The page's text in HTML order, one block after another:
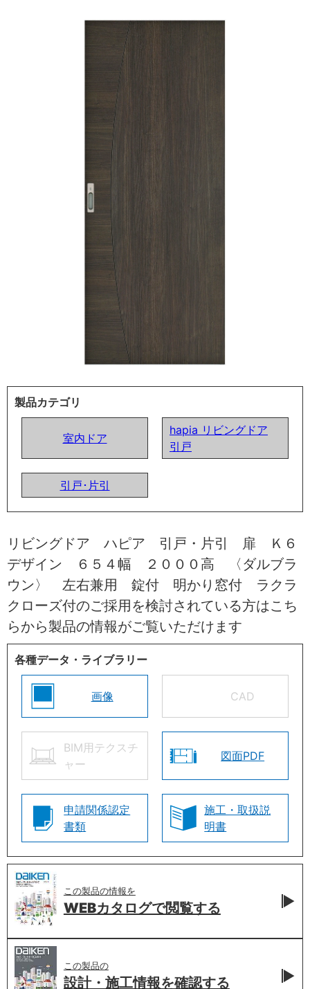
製品カテゴリ
室内ドア
hapia リビングドア
引戸
引戸･片引
リビングドア ハピア 引戸・片引 扉 Ｋ６
デザイン ６５４幅 ２０００高 〈ダルブラ
ウン〉 左右兼用 錠付 明かり窓付 ラクラ
クローズ付のご採用を検討されている方はこち
らから製品の情報がご覧いただけます
各種データ・ライブラリー
画像 CAD
BIM用テクスチ
ャー
図面PDF
申請関係認定
書類
施工・取扱説
明書
この製品の情報を
WEBカタログで閲覧する
この製品の
設計・施工情報を確認する